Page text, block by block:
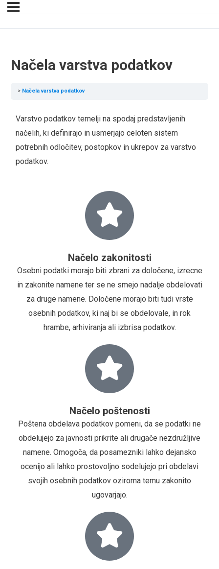
Načela varstva podatkov
Načela varstva podatkov
Varstvo podatkov temelji na spodaj predstavljenih
načelih, ki definirajo in usmerjajo celoten sistem
potrebnih odločitev, postopkov in ukrepov za varstvo
podatkov.
Načelo zakonitosti
Osebni podatki morajo biti zbrani za določene, izrecne
in zakonite namene ter se ne smejo nadalje obdelovati
za druge namene. Določene morajo biti tudi vrste
osebnih podatkov, ki naj bi se obdelovale, in rok
hrambe, arhiviranja ali izbrisa podatkov.
Načelo poštenosti
Poštena obdelava podatkov pomeni, da se podatki ne
obdelujejo za javnosti prikrite ali drugače nezdružljive
namene. Omogoča, da posamezniki lahko dejansko
ocenijo ali lahko prostovoljno sodelujejo pri obdelavi
svojih osebnih podatkov oziroma temu zakonito
ugovarjajo.